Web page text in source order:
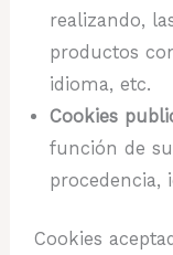
realizando,
productos
idioma, etc.
Cookies
función de
procedencia,
Cookies